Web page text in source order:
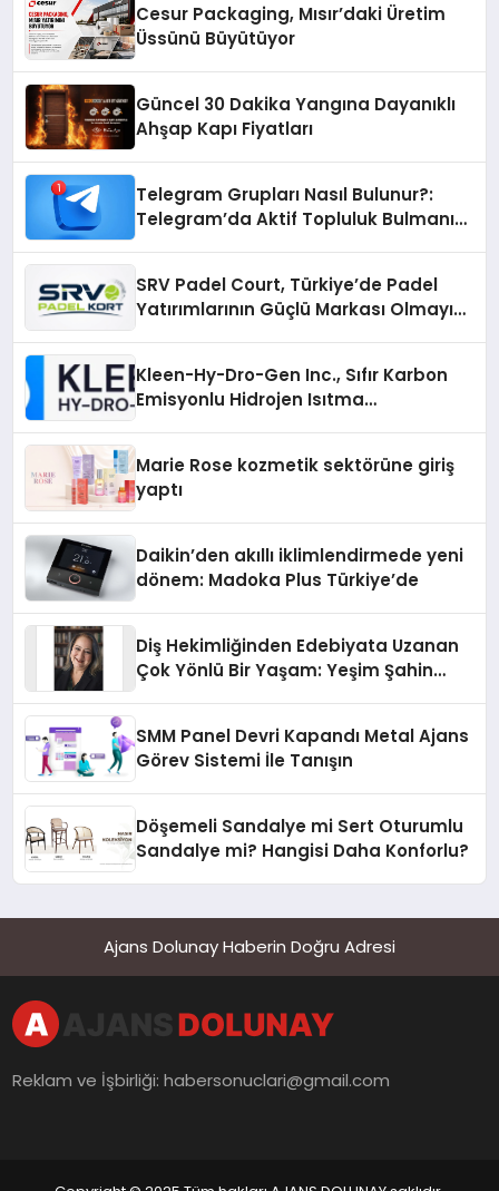
Cesur Packaging, Mısır’daki Üretim
Üssünü Büyütüyor
Güncel 30 Dakika Yangına Dayanıklı
Ahşap Kapı Fiyatları
Telegram Grupları Nasıl Bulunur?:
Telegram’da Aktif Topluluk Bulmanın
SRV Padel Court, Türkiye’de Padel
Yatırımlarının Güçlü Markası Olmayı
Kleen-Hy-Dro-Gen Inc., Sıfır Karbon
Emisyonlu Hidrojen Isıtma
Marie Rose kozmetik sektörüne giriş
yaptı
Daikin’den akıllı iklimlendirmede yeni
dönem: Madoka Plus Türkiye’de
Diş Hekimliğinden Edebiyata Uzanan
Çok Yönlü Bir Yaşam: Yeşim Şahin
SMM Panel Devri Kapandı Metal Ajans
Görev Sistemi İle Tanışın
Döşemeli Sandalye mi Sert Oturumlu
Sandalye mi? Hangisi Daha Konforlu?
Ajans Dolunay Haberin Doğru Adresi
Reklam ve İşbirliği:habersonuclari@gmail.com